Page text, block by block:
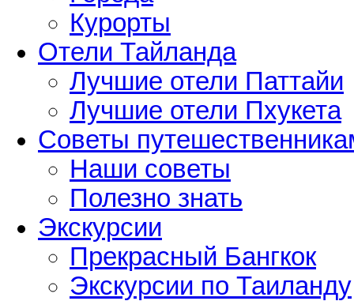
Курорты
Отели Тайланда
Лучшие отели Паттайи
Лучшие отели Пхукета
Советы
Наши советы
Полезно знать
Экскурсии
Прекрасный Бангкок
Экскурсии по Таиланду